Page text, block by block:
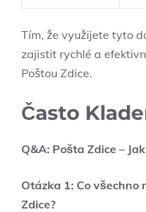
Tím, že využijete tyto
zajistit rychlé a
Poštou Zdice.
Často
Q&A: Pošta Zdice –
Otázka 1: Co všechno
Zdice?